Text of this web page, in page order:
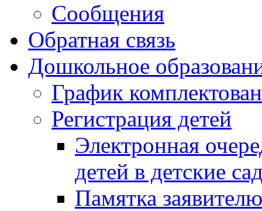
Сообщения
Обратная связь
Дошкольное
График
Регистрация детей
Электронная
детей в детские
Памятка заявителю